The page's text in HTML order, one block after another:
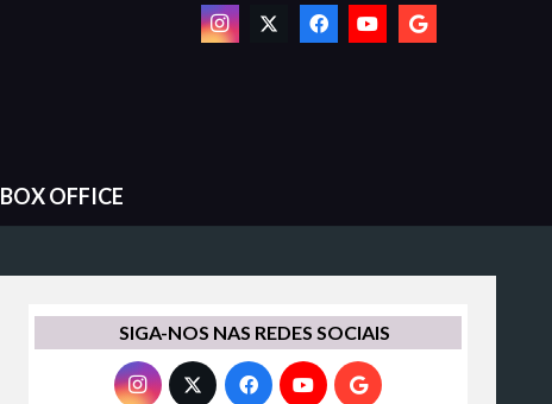
BOX OFFICE
SIGA-NOS NAS REDES SOCIAIS